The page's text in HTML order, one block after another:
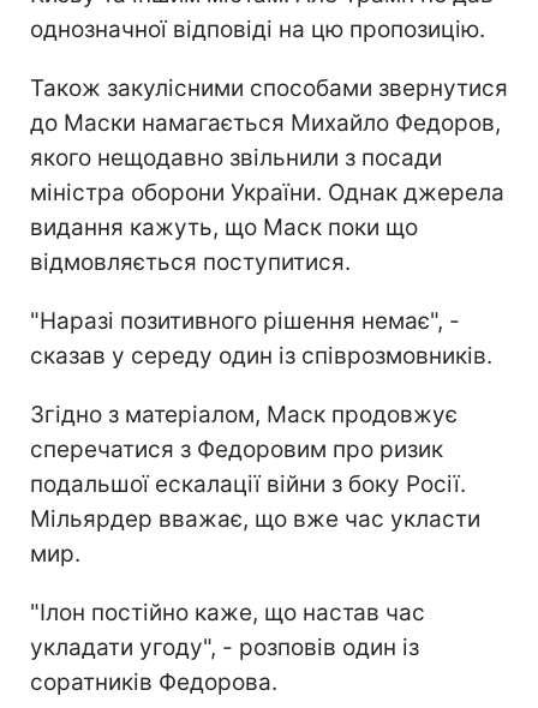
однозначної відповіді на цю пропозицію.
Також закулісними способами звернутися
до Маски намагається Михайло Федоров,
якого нещодавно звільнили з посади
міністра оборони України. Однак джерела
видання кажуть, що Маск поки що
відмовляється поступитися.
"Наразі позитивного рішення немає", -
сказав у середу один із співрозмовників.
Згідно з матеріалом, Маск продовжує
сперечатися з Федоровим про ризик
подальшої ескалації війни з боку Росії.
Мільярдер вважає, що вже час укласти
мир.
"Ілон постійно каже, що настав час
укладати угоду", - розповів один із
соратників Федорова.